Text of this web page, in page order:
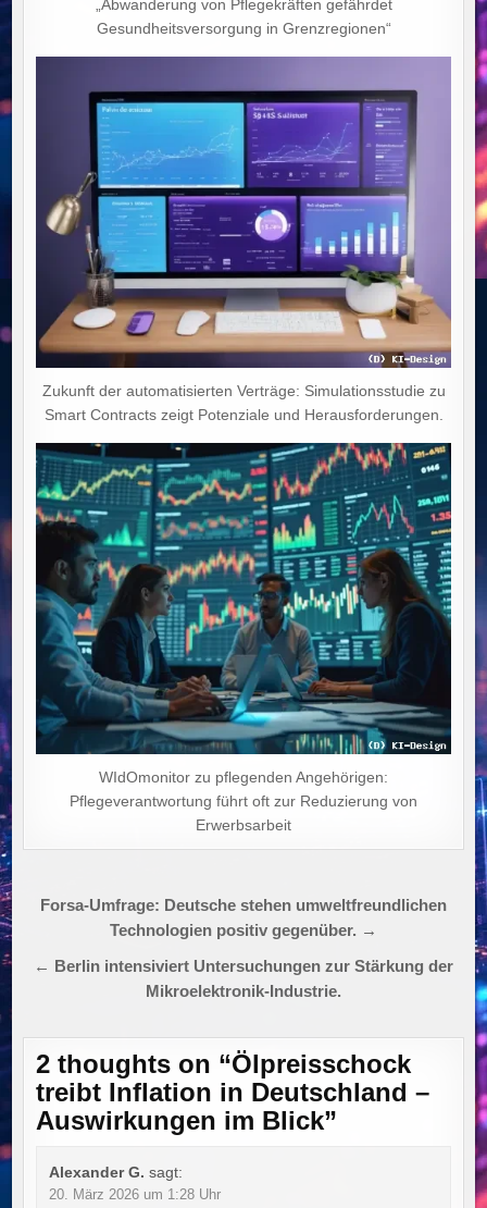
„Abwanderung von Pflegekräften gefährdet
Gesundheitsversorgung in Grenzregionen“
Zukunft der automatisierten Verträge: Simulationsstudie zu
Smart Contracts zeigt Potenziale und Herausforderungen.
WIdOmonitor zu pflegenden Angehörigen:
Pflegeverantwortung führt oft zur Reduzierung von
Erwerbsarbeit
Beitragsnavigation
Forsa-Umfrage: Deutsche stehen umweltfreundlichen
Technologien positiv gegenüber. →
← Berlin intensiviert Untersuchungen zur Stärkung der
Mikroelektronik-Industrie.
2 thoughts on “Ölpreisschock
treibt Inflation in Deutschland –
Auswirkungen im Blick”
Alexander G. sagt:
20. März 2026 um 1:28 Uhr